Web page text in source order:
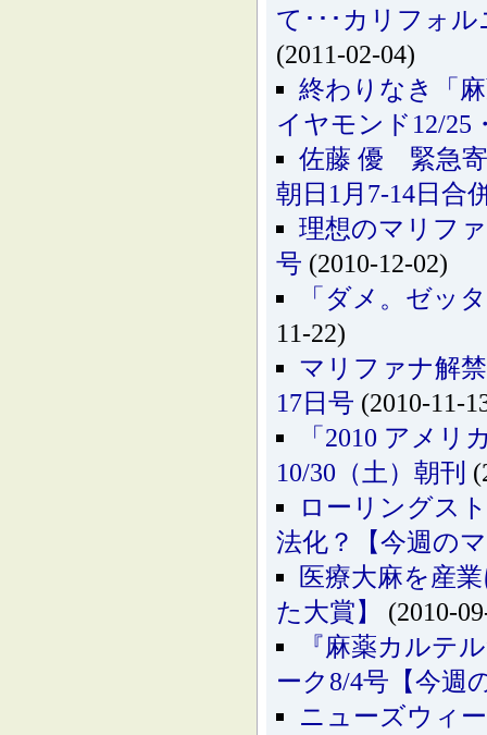
て･･･カリフォ
(2011-02-04)
終わりなき「
イヤモンド12/25
佐藤 優 緊急寄
朝日1月7-14日合
理想のマリフ
号 (2010-12-02)
「ダメ。ゼッ
11-22)
マリファナ解
17日号 (2010-11-
「2010 アメリ
10/30（土）朝刊
ローリングス
法化？【今週の
医療大麻を産
た大賞】
(2010-
『麻薬カルテ
ーク8/4号【今週
ニューズウィ